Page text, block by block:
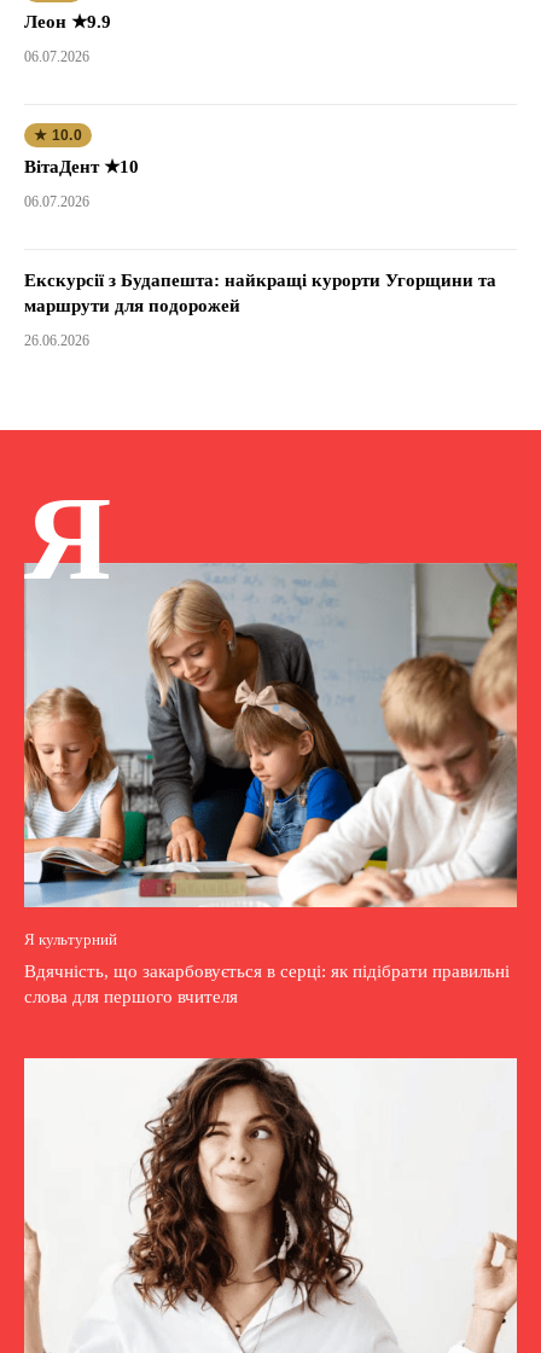
Леон ★9.9
06.07.2026
★ 10.0
ВітаДент ★10
06.07.2026
Екскурсії з Будапешта: найкращі курорти Угорщини та
маршрути для подорожей
26.06.2026
Я
Я культурний
Вдячність, що закарбовується в серці: як підібрати правильні
слова для першого вчителя